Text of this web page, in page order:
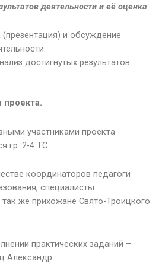
деятельности и её оценка
и обсуждение
достигнутых результатов
проекта.
участниками проекта
гр. 2-4 ТС.
координаторов педагоги
специалисты
так же прихожане Свято-Троицкого
практических заданий –
Александр.